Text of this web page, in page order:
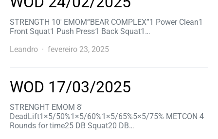
STRENGTH 10′ EMOM“BEAR COMPLEX”1 Power Clean1
Front Squat1 Push Press1 Back Squat1…
Leandro
fevereiro 23, 2025
WOD 17/03/2025
STRENGHT EMOM 8′
DeadLift1×5/50%1×5/60%1×5/65%5×5/75% METCON 4
Rounds for time25 DB Squat20 DB…